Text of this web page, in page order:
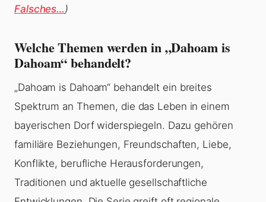
Falsches…)
Welche Themen werden in „Dahoam is
Dahoam“ behandelt?
„Dahoam is Dahoam“ behandelt ein breites
Spektrum an Themen, die das Leben in einem
bayerischen Dorf widerspiegeln. Dazu gehören
familiäre Beziehungen, Freundschaften, Liebe,
Konflikte, berufliche Herausforderungen,
Traditionen und aktuelle gesellschaftliche